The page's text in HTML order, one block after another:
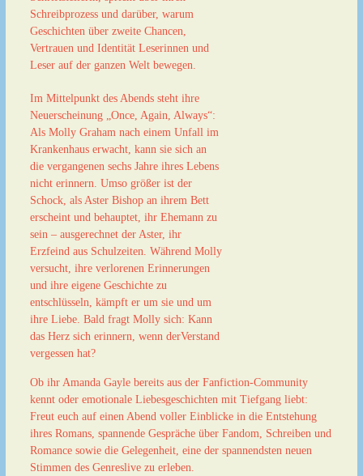
Schreibprozess und darüber, warum
Geschichten über zweite Chancen,
Vertrauen und Identität Leserinnen und
Leser auf der ganzen Welt bewegen.
Im Mittelpunkt des Abends steht ihre
Neuerscheinung „Once, Again, Always“:
Als Molly Graham nach einem Unfall im
Krankenhaus erwacht, kann sie sich an
die vergangenen sechs Jahre ihres Lebens
nicht erinnern. Umso größer ist der
Schock, als Aster Bishop an ihrem Bett
erscheint und behauptet, ihr Ehemann zu
sein – ausgerechnet der Aster, ihr
Erzfeind aus Schulzeiten. Während Molly
versucht, ihre verlorenen Erinnerungen
und ihre eigene Geschichte zu
entschlüsseln, kämpft er um sie und um
ihre Liebe. Bald fragt Molly sich: Kann
das Herz sich erinnern, wenn derVerstand
vergessen hat?
Ob ihr Amanda Gayle bereits aus der Fanfiction-Community
kennt oder emotionale Liebesgeschichten mit Tiefgang liebt:
Freut euch auf einen Abend voller Einblicke in die Entstehung
ihres Romans, spannende Gespräche über Fandom, Schreiben und
Romance sowie die Gelegenheit, eine der spannendsten neuen
Stimmen des Genreslive zu erleben.